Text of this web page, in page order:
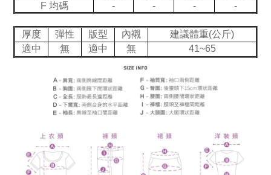
F 均碼
- - - -
厚度 彈性 版型 內襯
建議體重(公斤)
適中
無 適中 無 41~65